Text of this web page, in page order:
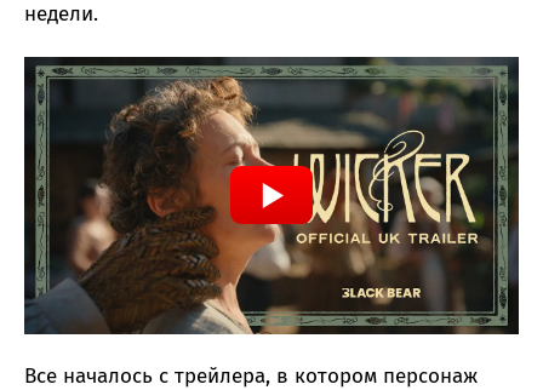
недели.
Все началось с трейлера, в котором персонаж